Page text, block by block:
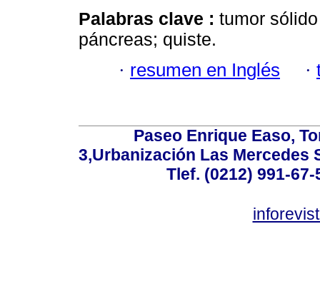
Palabras clave : tumor
páncreas; quiste.
· resumen en Inglés ·
Paseo Enrique Easo,
3,Urbanización Las Mercedes
Tlef. (0212) 991-